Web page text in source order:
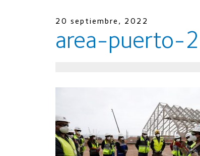
20 septiembre, 2022
area-puerto-2